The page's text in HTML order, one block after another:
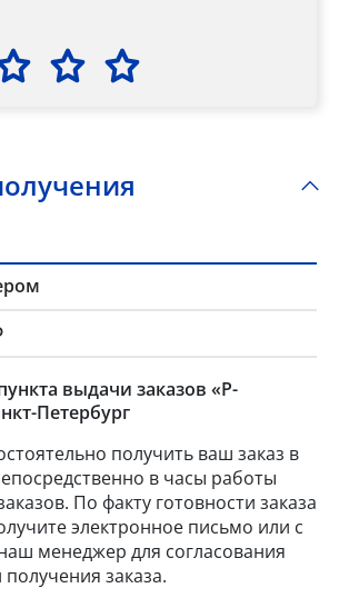
выдачи заказов «Р-
Петербург
получить ваш заказ в
в часы работы
По факту готовности заказа
электронное письмо или с
менеджер для согласования
заказа.